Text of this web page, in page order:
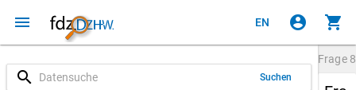
menu EN account_circle shopping_cart
search Suchen
Frage